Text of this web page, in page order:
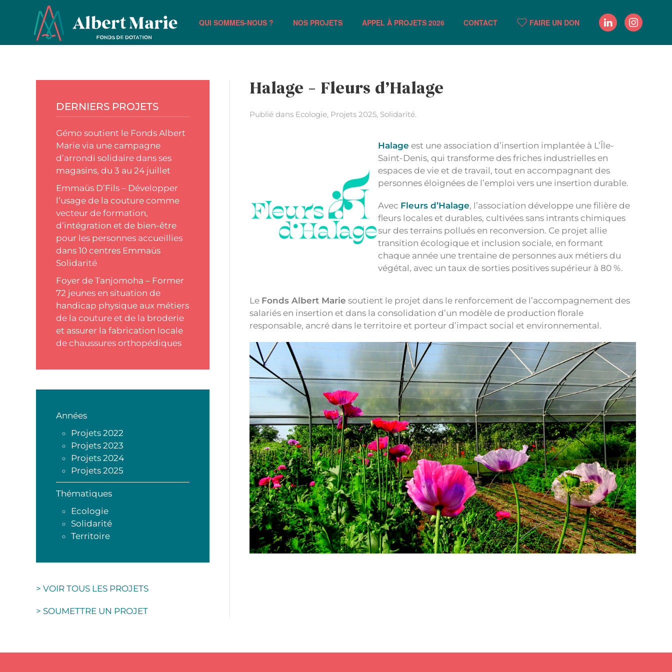
Passer au contenu principal
QUI SOMMES-NOUS ? NOS PROJETS APPEL À PROJETS 2026 CONTACT FAIRE UN DON
Halage – Fleurs d’Halage
Publié dans Ecologie, Projets 2025, Solidarité.
Halage est une association d’insertion implantée à L’Île-
Saint-Denis, qui transforme des friches industrielles en
espaces de vie et de travail, tout en accompagnant des
personnes éloignées de l’emploi vers une insertion durable.
Avec Fleurs d’Halage, l’association développe une filière de
fleurs locales et durables, cultivées sans intrants chimiques
sur des terrains pollués en reconversion. Ce projet allie
transition écologique et inclusion sociale, en formant
chaque année une trentaine de personnes aux métiers du
végétal, avec un taux de sorties positives supérieur à 80 %.
Le Fonds Albert Marie soutient le projet dans le renforcement de l’accompagnement des
salariés en insertion et dans la consolidation d’un modèle de production florale
responsable, ancré dans le territoire et porteur d’impact social et environnemental.
DERNIERS PROJETS
Gémo soutient le Fonds Albert
Marie via une campagne
d’arrondi solidaire dans ses
magasins, du 3 au 24 juillet
Emmaüs D’Fils – Développer
l’usage de la couture comme
vecteur de formation,
d’intégration et de bien-être
pour les personnes accueillies
dans 10 centres Emmaüs
Solidarité
Foyer de Tanjomoha – Former
72 jeunes en situation de
handicap physique aux métiers
de la couture et de la broderie
et assurer la fabrication locale
de chaussures orthopédiques
Années
Projets 2022
Projets 2023
Projets 2024
Projets 2025
Thématiques
Ecologie
Solidarité
Territoire
> VOIR TOUS LES PROJETS
> SOUMETTRE UN PROJET